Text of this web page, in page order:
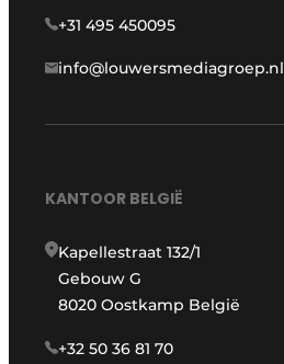
+31 495 450095
info@louwersmediagroep.nl
KANTOOR BELGIË
Kapellestraat 132/1
Gebouw G
8020 Oostkamp België
+32 50 36 81 70